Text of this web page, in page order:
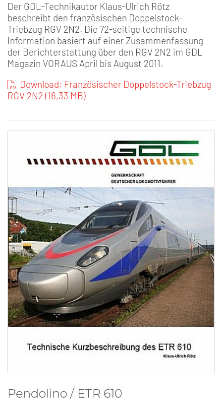
Der GDL-Technikautor Klaus-Ulrich Rötz
beschreibt den französischen Doppelstock-
Triebzug RGV 2N2. Die 72-seitige technische
Information basiert auf einer Zusammenfassung
der Berichterstattung über den RGV 2N2 im GDL
Magazin VORAUS April bis August 2011.
Download: Französischer Doppelstock-Triebzug
RGV 2N2 (16,33 MB)
Pendolino / ETR 610